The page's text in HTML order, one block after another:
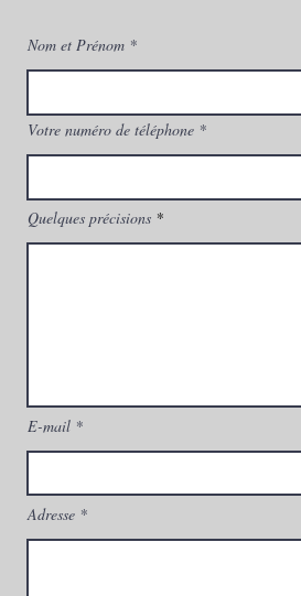
Nom et Prénom
Votre numéro de téléphone
Quelques précisions
E-mail
Adresse